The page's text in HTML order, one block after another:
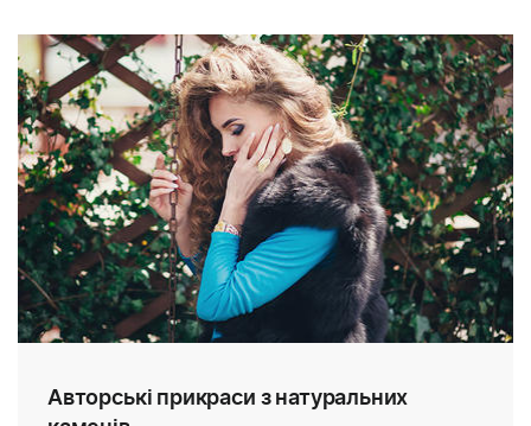
Авторські прикраси з натуральних